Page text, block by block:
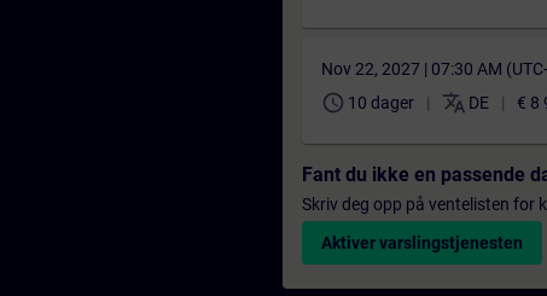
Nov 22, 2027 | 07:30 AM
schedule 10 dager translate DE € 8
Fant du ikke en passende
Skriv deg opp på ventelisten for
Aktiver varslingstjenesten